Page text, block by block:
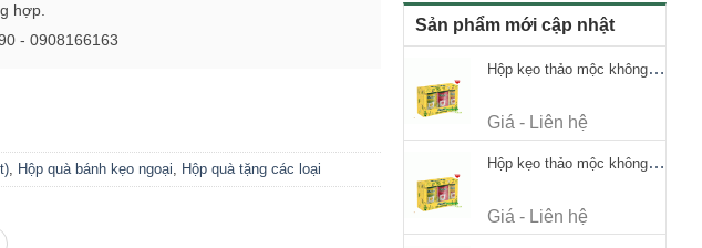
Sản phẩm mới cập nhật
Hộp kẹo thảo mộc không đường Ricola Signature 112.5g
Giá - Liên hệ
Hộp kẹo thảo mộc không đường Ricola Signature 112.5g
Giá - Liên hệ
hợp.
- 0908166163
Hộp quà bánh kẹo ngoại Hộp quà tặng các loại